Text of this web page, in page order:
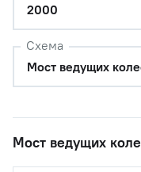
2000
Схема
Мост ведущих
Мост ведущих